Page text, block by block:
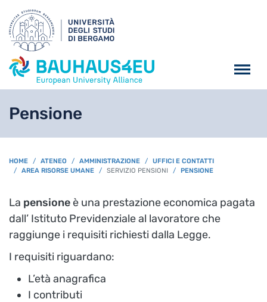
Pensione
BREADCRUMB
HOME ATENEO AMMINISTRAZIONE
UFFICI E CONTATTI
AREA RISORSE UMANE
SERVIZIO PENSIONI PENSIONE
La pensione è una prestazione economica pagata
dall’ Istituto Previdenziale al lavoratore che
raggiunge i requisiti richiesti dalla Legge.
I requisiti riguardano:
L’età anagrafica
I contributi